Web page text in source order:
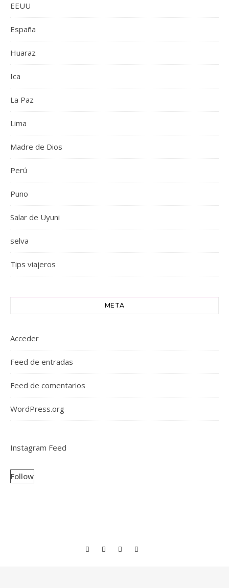
EEUU
España
Huaraz
Ica
La Paz
Lima
Madre de Dios
Perú
Puno
Salar de Uyuni
selva
Tips viajeros
META
Acceder
Feed de entradas
Feed de comentarios
WordPress.org
Instagram Feed
Follow